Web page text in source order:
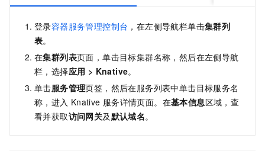
登录容器服务管理控制台 ，在左侧导航栏单击集群列
表。
在集群列表页面，单击目标集群名称，然后在左侧导航
栏，选择应用 > Knative。
单击服务管理页签，然后在服务列表中单击目标服务名
称，进入 Knative 服务详情页面。在基本信息区域，查
看并获取访问网关及默认域名。